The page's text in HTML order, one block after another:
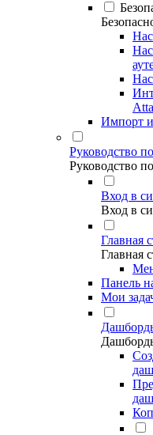
Импорт
Руководство
Руководство
Вход в
Вход в
Главная
Главная
Панель
Мои